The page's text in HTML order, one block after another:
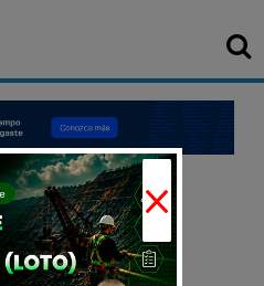
proyecta
de
el 2030
×